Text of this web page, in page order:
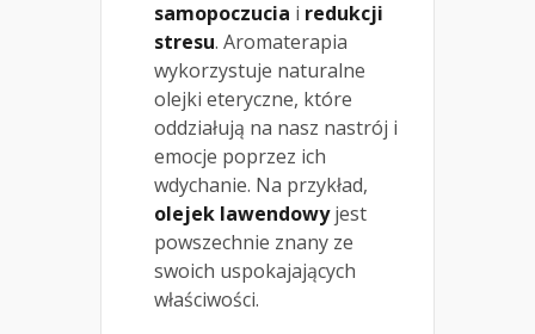
samopoczucia i redukcji
stresu. Aromaterapia
wykorzystuje naturalne
olejki eteryczne, które
oddziałują na nasz nastrój i
emocje poprzez ich
wdychanie. Na przykład,
olejek lawendowyjest
powszechnie znany ze
swoich uspokajających
właściwości.